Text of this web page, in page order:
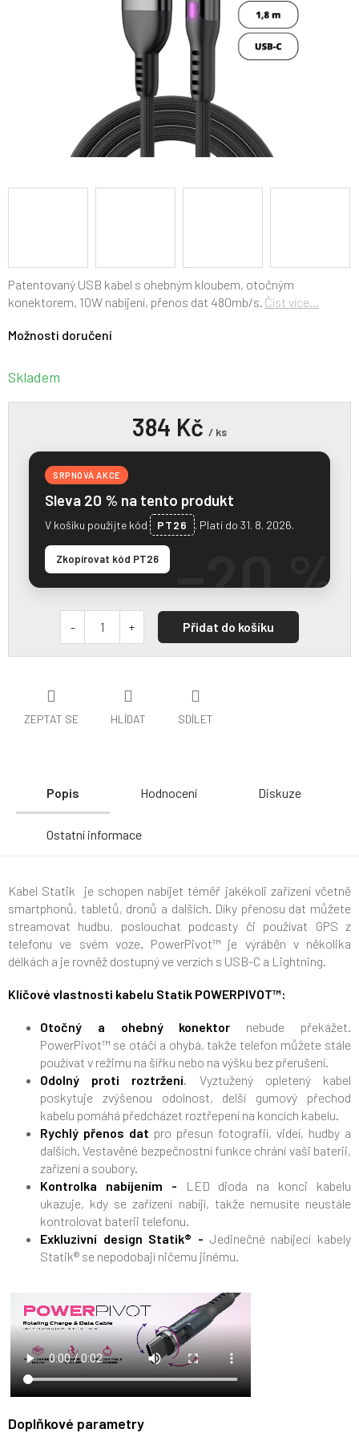
Skladem
Možnosti doručení
Patentovaný USB kabel s ohebným kloubem, otočným
konektorem, 10W nabíjení, přenos dat 480mb/s. Číst více...
ZEPTAT SE HLÍDAT SDÍLET
384 Kč / ks
SRPNOVÁ AKCE
Sleva 20 % na tento produkt
V košíku použijte kód PT26 . Platí do 31. 8. 2026.
Zkopírovat kód PT26 −20 %
Přidat do košíku
Popis Hodnocení Diskuze
Ostatní informace
Kabel Statik je schopen nabíjet téměř jakékoli zařízení včetně
smartphonů, tabletů, dronů a dalších. Díky přenosu dat můžete
streamovat hudbu, poslouchat podcasty či používat GPS z
telefonu ve svém voze. PowerPivot™ je výráběn v několika
délkách a je rovněž dostupný ve verzích s USB-C a Lightning.
Klíčové vlastnosti kabelu Statik POWERPIVOT™:
Otočný a ohebný konektor nebude překážet.
PowerPivot™ se otáčí a ohybá, takže telefon můžete stále
používat v režimu na šířku nebo na výšku bez přerušení.
Odolný proti roztržení. Vyztužený opletený kabel
poskytuje zvýšenou odolnost, delší gumový přechod
kabelu pomáhá předcházet roztřepení na koncích kabelu.
Rychlý přenos dat pro přesun fotografií, videí, hudby a
dalších. Vestavěné bezpečnostní funkce chrání vaši baterii,
zařízení a soubory.
Kontrolka nabíjením - LED dioda na konci kabelu
ukazuje, kdy se zařízení nabíjí, takže nemusíte neustále
kontrolovat baterii telefonu.
Exkluzivní design Statik® - Jedinečné nabíjecí kabely
Statik® se nepodobají ničemu jinému.
Doplňkové parametry